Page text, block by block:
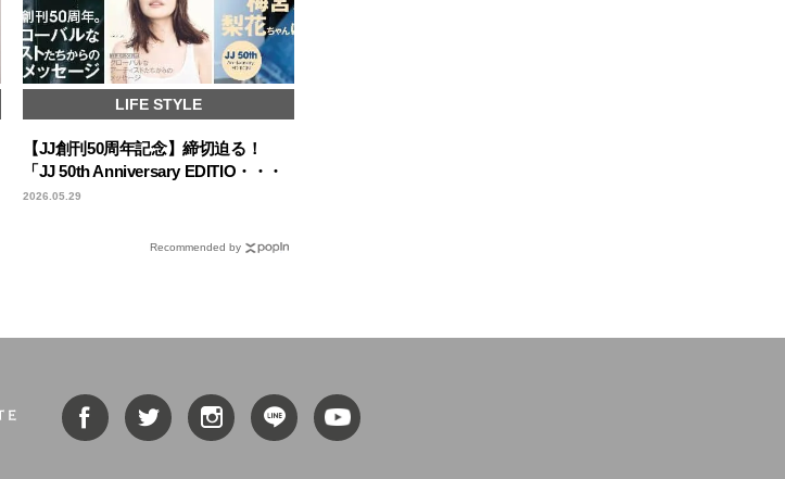
LIFE STYLE
【JJ創刊50周年記念】締切迫る！
「JJ 50th Anniversary EDITIO・・・
2026.05.29
Recommended by